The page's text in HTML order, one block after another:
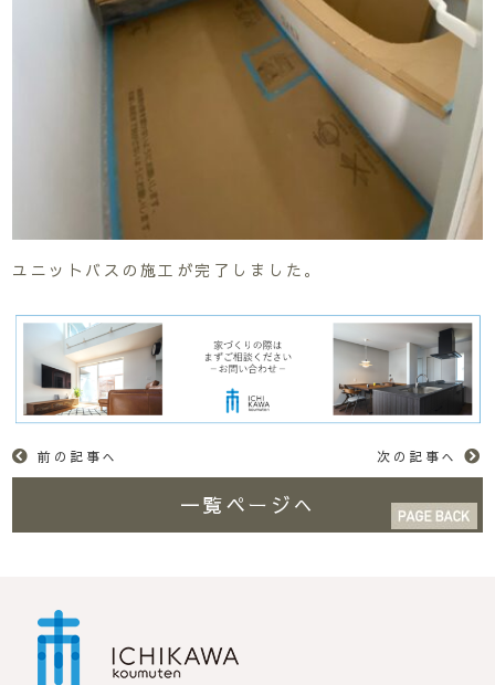
ユニットバスの施工が完了しました。
前の記事へ 次の記事へ
一覧ページへ